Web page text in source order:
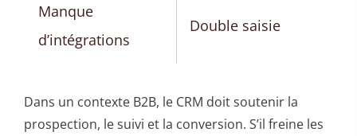
Manque
d’intégrations
Double saisie
Dans un contexte B2B, le CRM doit soutenir la
prospection, le suivi et la conversion. S’il freine les